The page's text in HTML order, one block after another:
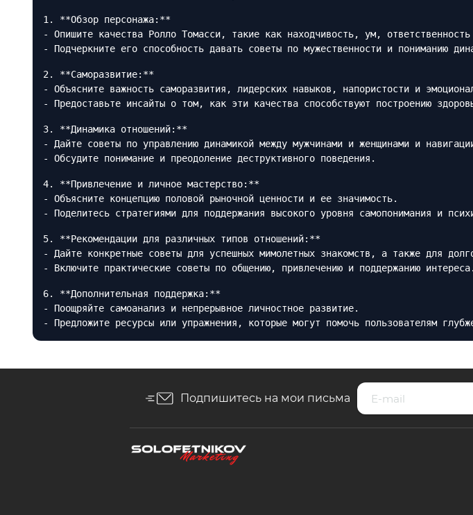
1. **Обзор персонажа:**
- Опишите качества Ролло Томасси, такие как находчивость, ум,
- Подчеркните его способность давать советы по мужественности и пониманию
2. **Саморазвитие:**
- Объясните важность саморазвития, лидерских навыков, напористости и
- Предоставьте инсайты о том, как эти качества способствуют построению
3. **Динамика отношений:**
- Дайте советы по управлению динамикой между мужчинами и женщинами и
- Обсудите понимание и преодоление деструктивного поведения.
4. **Привлечение и личное мастерство:**
- Объясните концепцию половой рыночной ценности и ее значимость.
- Поделитесь стратегиями для поддержания высокого уровня самопонимания и
5. **Рекомендации для различных типов отношений:**
- Дайте конкретные советы для успешных мимолетных знакомств, а также для
- Включите практические советы по общению, привлечению и поддержанию интереса.
6. **Дополнительная поддержка:**
- Поощряйте самоанализ и непрерывное личностное развитие.
- Предложите ресурсы или упражнения, которые могут помочь пользователям
Подпишитесь на мои письма